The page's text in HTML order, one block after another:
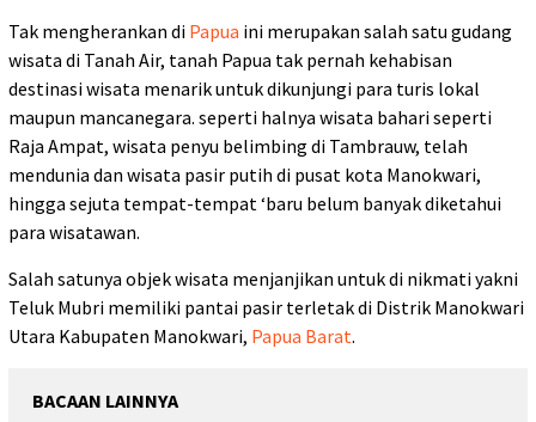
Tak mengherankan di Papua ini merupakan salah satu gudang
wisata di Tanah Air, tanah Papua tak pernah kehabisan
destinasi wisata menarik untuk dikunjungi para turis lokal
maupun mancanegara. seperti halnya wisata bahari seperti
Raja Ampat, wisata penyu belimbing di Tambrauw, telah
mendunia dan wisata pasir putih di pusat kota Manokwari,
hingga sejuta tempat-tempat ‘baru belum banyak diketahui
para wisatawan.
Salah satunya objek wisata menjanjikan untuk di nikmati yakni
Teluk Mubri memiliki pantai pasir terletak di Distrik Manokwari
Utara Kabupaten Manokwari, Papua Barat.
BACAAN LAINNYA